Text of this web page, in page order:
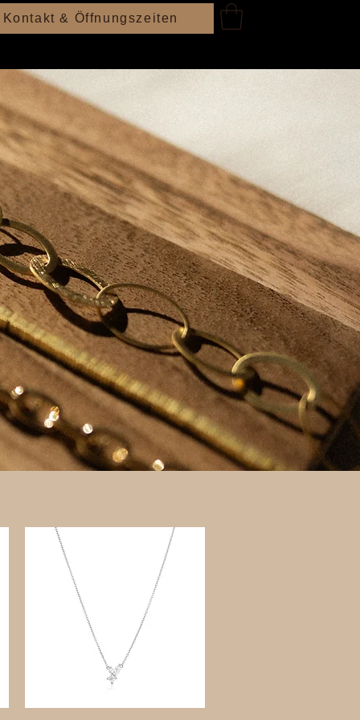
Kontakt & Öffnungszeiten